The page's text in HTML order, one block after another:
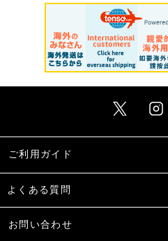
ご利用ガイド
よくある質問
お問い合わせ